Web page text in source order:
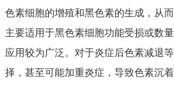
色素细胞的增殖和黑色素的生成，从
主要适用于黑色素细胞功能受损或数
应用较为广泛。对于炎症后色素减退
择，甚至可能加重炎症，导致色素沉着